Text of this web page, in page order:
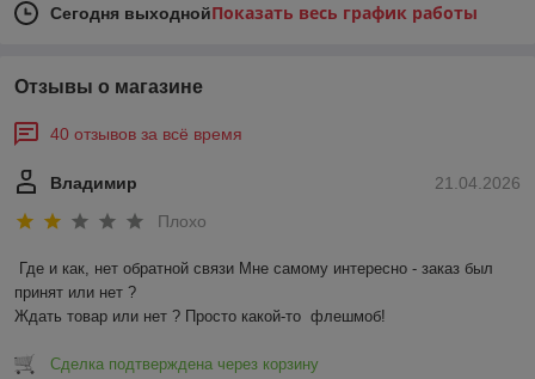
Сегодня выходнойПоказать весь график работы
Отзывы о магазине
40 отзывов за всё время
21.04.2026
Владимир
Плохо
Где и как, нет обратной связи Мне самому интересно - заказ был
принят или нет ?
Ждать товар или нет ? Просто какой-то  флешмоб!
Сделка подтверждена через корзину